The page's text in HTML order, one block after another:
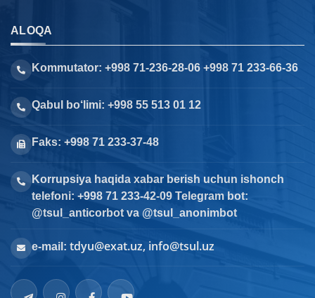
ALOQA
Kommutator: +998 71-236-28-06 +998 71 233-66-36
Qabul bo‘limi: +998 55 513 01 12
Faks: +998 71 233-37-48
Korrupsiya haqida xabar berish uchun ishonch
telefoni: +998 71 233-42-09 Telegram bot:
@tsul_anticorbot va @tsul_anonimbot
e-mail: tdyu@exat.uz, info@tsul.uz